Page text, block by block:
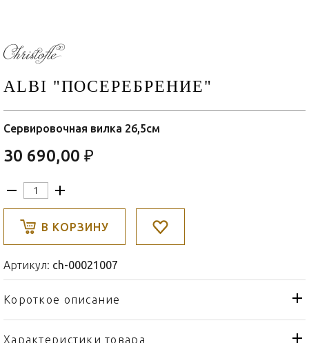
ALBI "ПОСЕРЕБРЕНИЕ"
Сервировочная вилка 26,5см
30 690,00 ₽
В КОРЗИНУ
Артикул: ch-00021007
Короткое описание
Характеристики товара